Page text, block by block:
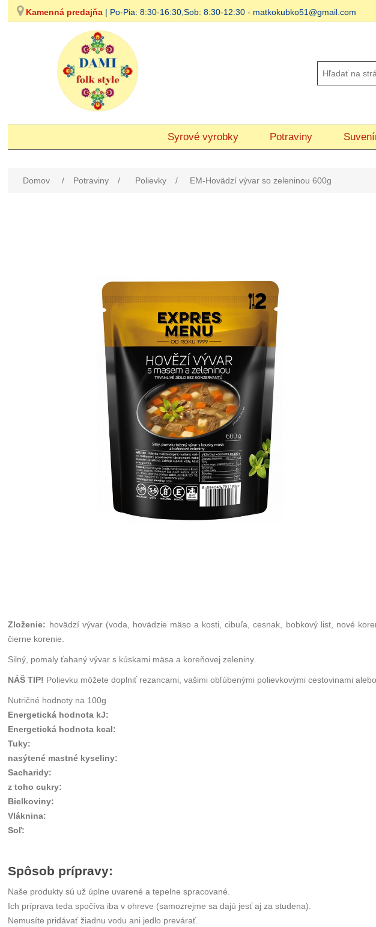
Kamenná predajňa | Po-Pia: 8:30-16:30,Sob: 8:30-12:30 - matkokubko51@gmail.com
Syrové vyrobky Potraviny
Domov / Potraviny / Polievky / EM-Hovädzí vývar so zeleninou 600g
Zloženie: hovädzí vývar (voda, hovädzie mäso a kosti, cibuľa, cesnak, bobkový list, nové
čierne korenie.
Silný, pomaly ťahaný vývar s kúskami mäsa a koreňovej zeleniny.
NÁŠ TIP! Polievku môžete doplniť rezancami, vašimi obľúbenými polievkovými cestovinami
Nutričné hodnoty na 100g
Energetická hodnota kJ:
Energetická hodnota kcal:
Tuky:
nasýtené mastné kyseliny:
Sacharidy:
z toho cukry:
Bielkoviny:
Vláknina:
Soľ:
Spôsob prípravy:
Naše produkty sú už úplne uvarené a tepelne spracované.
Ich príprava teda spočíva iba v ohreve (samozrejme sa dajú jesť aj za studena).
Nemusíte pridávať žiadnu vodu ani jedlo prevárať.